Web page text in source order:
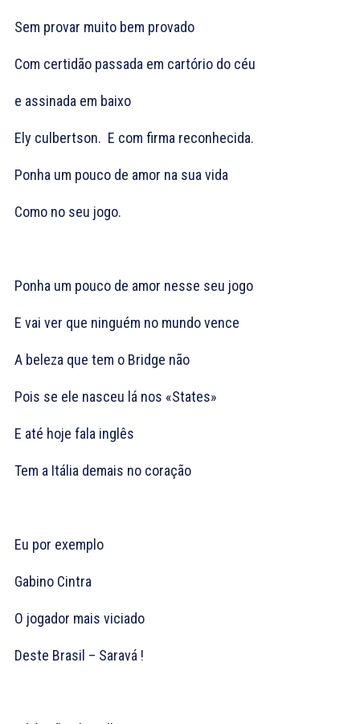
Sem provar muito bem provado
Com certidão passada em cartório do céu
e assinada em baixo
Ely culbertson. E com firma reconhecida.
Ponha um pouco de amor na sua vida
Como no seu jogo.
Ponha um pouco de amor nesse seu jogo
E vai ver que ninguém no mundo vence
A beleza que tem o Bridge não
Pois se ele nasceu lá nos «States»
E até hoje fala inglês
Tem a Itália demais no coração
Eu por exemplo
Gabino Cintra
O jogador mais viciado
Deste Brasil – Saravá !